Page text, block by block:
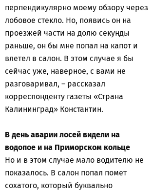
перпендикулярно моему обзору через
лобовое стекло. Но, появись он на
проезжей части на долю секунды
раньше, он бы мне попал на капот и
влетел в салон. В этом случае я бы
сейчас уже, наверное, с вами не
разговаривал, – рассказал
корреспонденту газеты «Страна
Калининград» Константин.
В день аварии лосей видели на
водопое и на Приморском кольце
Но и в этом случае мало водителю не
показалось. В салон попал помет
сохатого, который буквально